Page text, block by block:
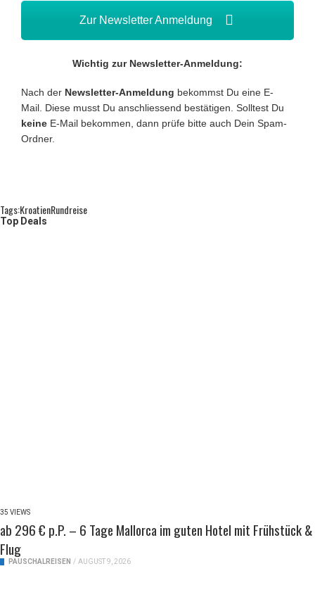
Zur Newsletter Anmeldung
Wichtig zur Newsletter-Anmeldung:
Nach der Newsletter-Anmeldung bekommst Du eine E-
Mail. Diese musst Du anschliessend bestätigen. Solltest Du
keine E-Mail bekommen, dann prüfe bitte auch Dein Spam-
Ordner.
Tags:KroatienRundreise
Top Deals
35 VIEWS
ab 296 € p.P. – 6 Tage Mallorca im guten Hotel mit Frühstück &
Flug
PAUSCHALREISEN / AUGUST 9, 2026